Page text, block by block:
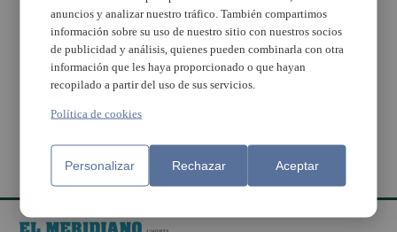
Torrent lanza un
proyecto contra el
Alzheimer y otras
enfermedades
neurodegenerativas
anuncios y analizar nuestro tráfico. También compartimos
información sobre su uso de nuestro sitio con nuestros socios
de publicidad y análisis, quienes pueden combinarla con otra
información que les haya proporcionado o que hayan
recopilado a partir del uso de sus servicios.
Política de cookies
Personalizar Rechazar Aceptar